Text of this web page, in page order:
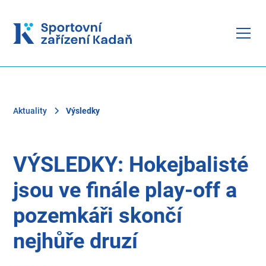
Aktuality Výsledky
VÝSLEDKY: Hokejbalisté
jsou ve finále play-off a
pozemkáři skončí
nejhůře druzí